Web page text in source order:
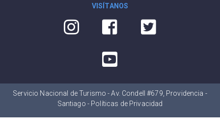
VISÍTANOS
Servicio Nacional de Turismo - Av. Condell #679, Providencia -
Santiago - Políticas de Privacidad